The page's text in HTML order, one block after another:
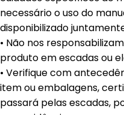
necessário o uso do
disponibilizado
• Não nos
produto em escadas ou
• Verifique com
item ou embalagens,
passará pelas escadas,